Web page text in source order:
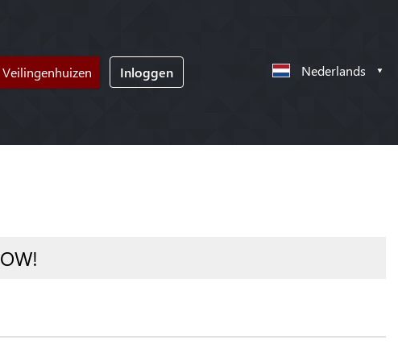
Veilingenhuizen Inloggen Nederlands